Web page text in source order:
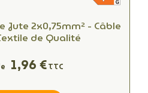
Jute 2x0,75mm² - Câble
de Qualité
1,96 €TTC